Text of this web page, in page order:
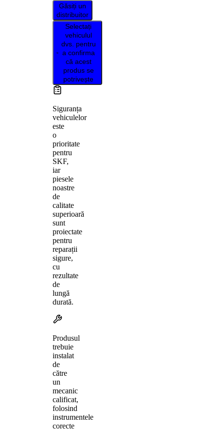
Găsiți un
distribuitor
Selectați
vehiculul
dvs. pentru
a confirma
că acest
produs se
potrivește
Siguranța
vehiculelor
este
o
prioritate
pentru
SKF,
iar
piesele
noastre
de
calitate
superioară
sunt
proiectate
pentru
reparații
sigure,
cu
rezultate
de
lungă
durată.
Produsul
trebuie
instalat
de
către
un
mecanic
calificat,
folosind
instrumentele
corecte